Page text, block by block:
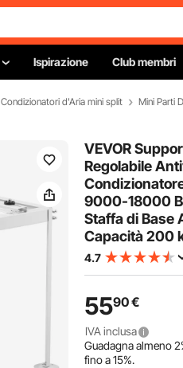
Ispirazione Club membri
Condizionatori d'Aria mini split Mini Parti
VEVOR
Regolabile
9000-18000
Staffa di Base
Capacità 200
4.7
5590€
IVA inclusa
Guadagna almeno
fino a15%.